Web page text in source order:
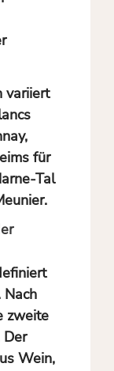
variiert
für
Tal
zweite
Der
Wein,